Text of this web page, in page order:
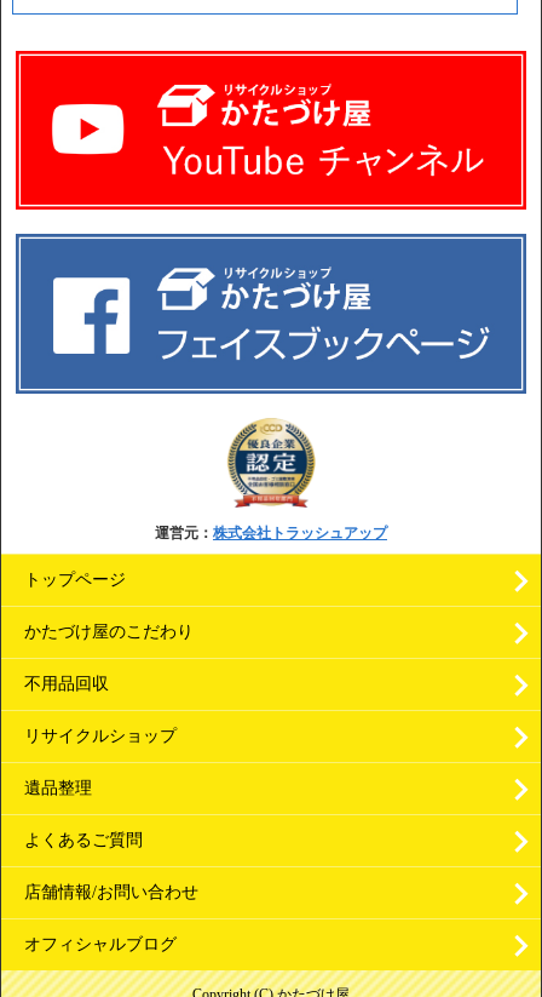
運営元： 株式会社トラッシュアップ
トップページ
かたづけ屋のこだわり
不用品回収
リサイクルショップ
遺品整理
よくあるご質問
店舗情報/お問い合わせ
オフィシャルブログ